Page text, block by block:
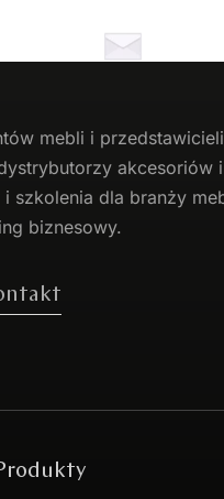
mebli i
i szkolenia dla branży
biznesowy.